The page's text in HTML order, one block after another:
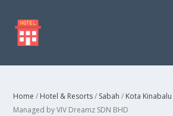
Home / Hotel & Resorts/ Sabah / Kota Kinabalu
Managed by VIV Dreamz SDN BHD